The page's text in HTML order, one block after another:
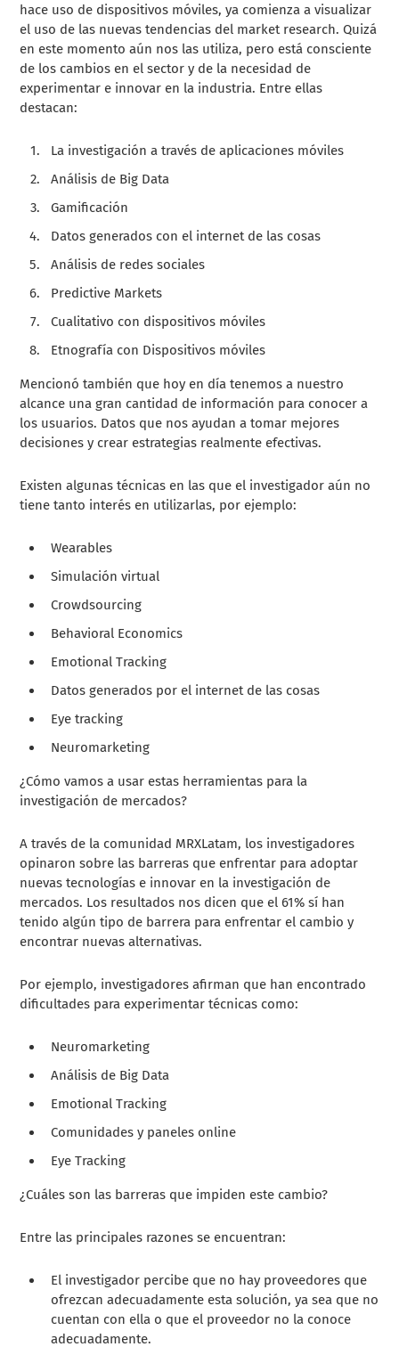
hace uso de dispositivos móviles, ya comienza a visualizar
el uso de las nuevas tendencias del market research. Quizá
en este momento aún nos las utiliza, pero está consciente
de los cambios en el sector y de la necesidad de
experimentar e innovar en la industria. Entre ellas
destacan:
La investigación a través de aplicaciones móviles
Análisis de Big Data
Gamificación
Datos generados con el internet de las cosas
Análisis de redes sociales
Predictive Markets
Cualitativo con dispositivos móviles
Etnografía con Dispositivos móviles
Mencionó también que hoy en día tenemos a nuestro
alcance una gran cantidad de información para conocer a
los usuarios. Datos que nos ayudan a tomar mejores
decisiones y crear estrategias realmente efectivas.
Existen algunas técnicas en las que el investigador aún no
tiene tanto interés en utilizarlas, por ejemplo:
Wearables
Simulación virtual
Crowdsourcing
Behavioral Economics
Emotional Tracking
Datos generados por el internet de las cosas
Eye tracking
Neuromarketing
¿Cómo vamos a usar estas herramientas para la
investigación de mercados?
A través de la comunidad MRXLatam, los investigadores
opinaron sobre las barreras que enfrentar para adoptar
nuevas tecnologías e innovar en la investigación de
mercados. Los resultados nos dicen que el 61% sí han
tenido algún tipo de barrera para enfrentar el cambio y
encontrar nuevas alternativas.
Por ejemplo, investigadores afirman que han encontrado
dificultades para experimentar técnicas como:
Neuromarketing
Análisis de Big Data
Emotional Tracking
Comunidades y paneles online
Eye Tracking
¿Cuáles son las barreras que impiden este cambio?
Entre las principales razones se encuentran:
El investigador percibe que no hay proveedores que
ofrezcan adecuadamente esta solución, ya sea que no
cuentan con ella o que el proveedor no la conoce
adecuadamente.